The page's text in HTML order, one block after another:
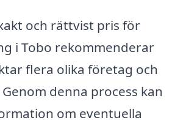
och rättvist pris för
i Tobo rekommenderar
flera olika företag och
denna process kan
om eventuella